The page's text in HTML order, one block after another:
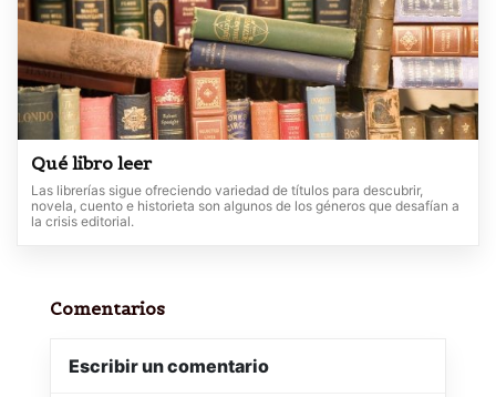
Qué libro leer
Las librerías sigue ofreciendo variedad de títulos para descubrir,
novela, cuento e historieta son algunos de los géneros que desafían a
la crisis editorial.
Comentarios
Escribir un comentario